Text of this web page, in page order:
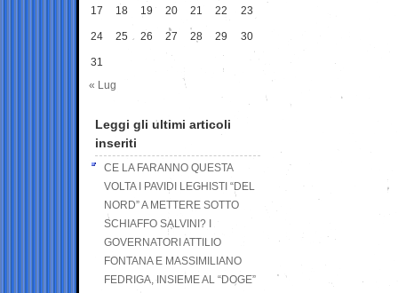
17 18 19 20 21 22 23
24 25 26 27 28 29 30
31
« Lug
Leggi gli ultimi articoli
inseriti
CE LA FARANNO QUESTA
VOLTA I PAVIDI LEGHISTI “DEL
NORD” A METTERE SOTTO
SCHIAFFO SALVINI? I
GOVERNATORI ATTILIO
FONTANA E MASSIMILIANO
FEDRIGA, INSIEME AL “DOGE”